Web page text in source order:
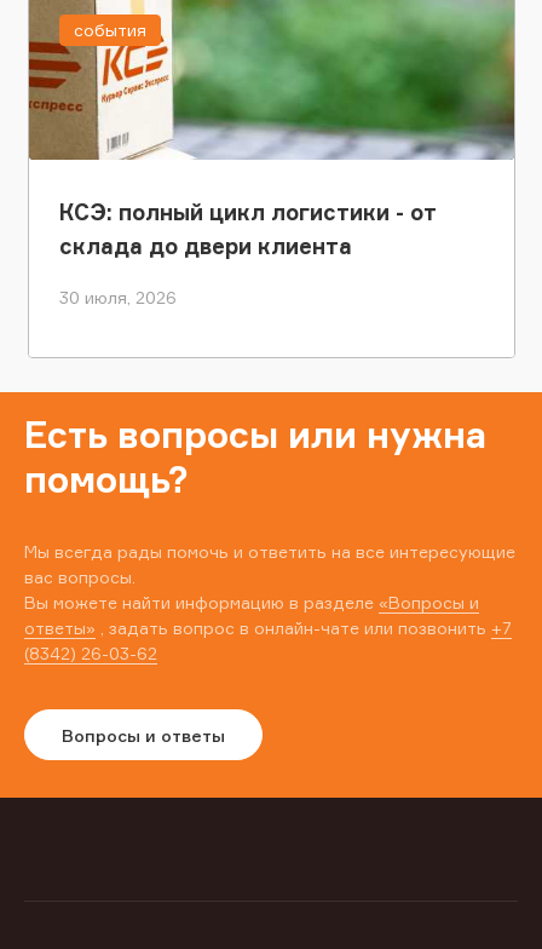
КСЭ: полный цикл логистики - от
склада до двери клиента
30 июля, 2026
события
Есть вопросы или нужна
помощь?
Мы всегда рады помочь и ответить на все интересующие
вас вопросы.
Вы можете найти информацию в разделе «Вопросы и
ответы» , задать вопрос в онлайн-чате или позвонить +7
(8342) 26-03-62
Вопросы и ответы